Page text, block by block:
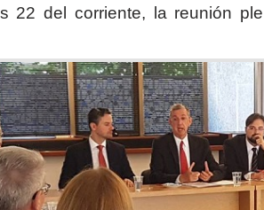
22 del corriente, la reunión